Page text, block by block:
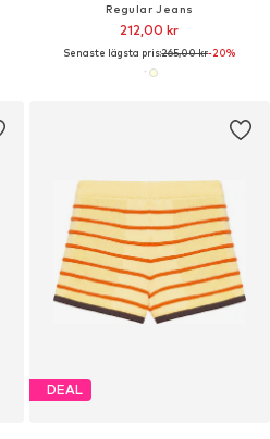
Regular Jeans
212,00 kr
Senaste lägsta pris:265,00 kr-20%
DEAL